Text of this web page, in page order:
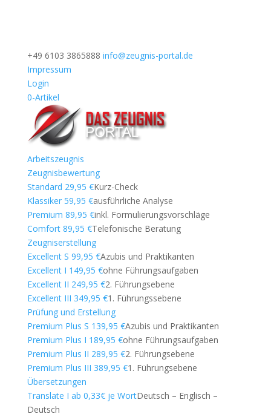
+49 6103 3865888 info@zeugnis-portal.de
Impressum
Login
0-Artikel
Arbeitszeugnis
Zeugnisbewertung
Standard 29,95 €Kurz-Check
Klassiker 59,95 €ausführliche Analyse
Premium 89,95 €inkl. Formulierungsvorschläge
Comfort 89,95 €Telefonische Beratung
Zeugniserstellung
Excellent S 99,95 €Azubis und Praktikanten
Excellent I 149,95 €ohne Führungsaufgaben
Excellent II 249,95 €2. Führungsebene
Excellent III 349,95 €1. Führungssebene
Prüfung und Erstellung
Premium Plus S 139,95 €Azubis und Praktikanten
Premium Plus I 189,95 €ohne Führungsaufgaben
Premium Plus II 289,95 €2. Führungsebene
Premium Plus III 389,95 €1. Führungsebene
Übersetzungen
Translate I ab 0,33€ je WortDeutsch – Englisch –
Deutsch